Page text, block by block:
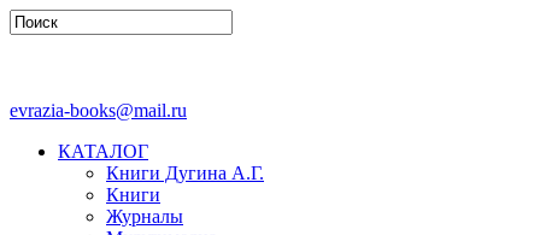
evrazia-books@mail.ru
КАТАЛОГ
Книги Дугина А.Г.
Книги
Журналы